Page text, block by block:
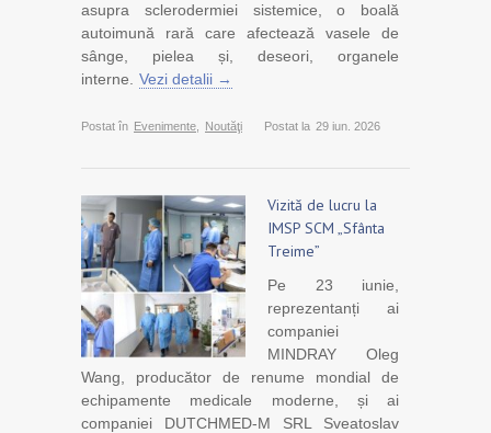
asupra sclerodermiei sistemice, o boală
autoimună rară care afectează vasele de
sânge, pielea și, deseori, organele
interne.
Vezi detalii →
Postat în Evenimente Noutăţi Postat la 29 iun. 2026
Vizită de lucru la
IMSP SCM „Sfânta
Treime”
Pe 23 iunie,
reprezentanți ai
companiei
MINDRAY Oleg
Wang, producător de renume mondial de
echipamente medicale moderne, și ai
companiei DUTCHMED-M SRL Sveatoslav